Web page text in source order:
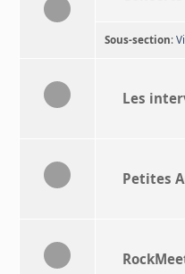
Sous-section:
Les
Petites